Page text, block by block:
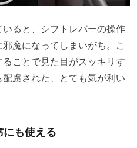
ると、シフトレバーの操作
魔になってしまいがち。こ
ことで見た目がスッキリす
慮された、とても気が利い
も使える